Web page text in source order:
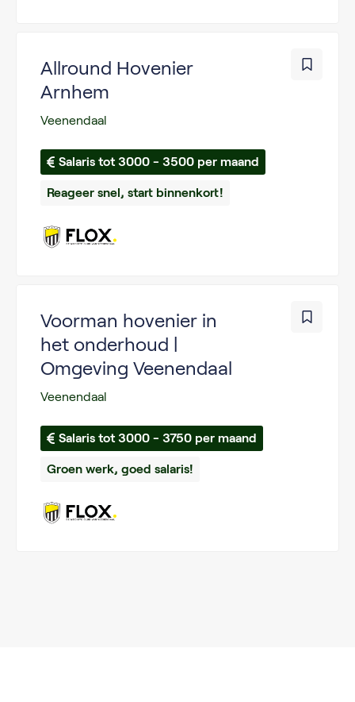
Allround Hovenier
Arnhem
Veenendaal
Salaris tot 3000 - 3500 per maand
Reageer snel, start binnenkort!
Voorman hovenier in
het onderhoud |
Omgeving Veenendaal
Veenendaal
Salaris tot 3000 - 3750 per maand
Groen werk, goed salaris!